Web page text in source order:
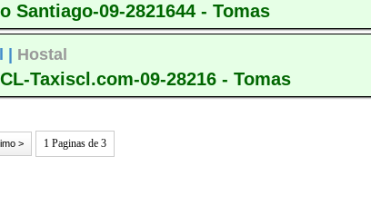
09-2821644 - Tomas
| Hostal
Taxiscl.com-09-28216 - Tomas
> 1 Paginas de 3